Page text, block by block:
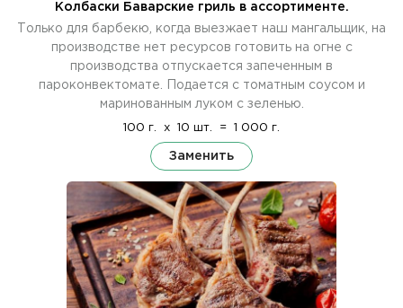
Колбаски Баварские гриль в ассортименте.
Только для барбекю, когда выезжает наш мангальщик, на
производстве нет ресурсов готовить на огне с
производства отпускается запеченным в
пароконвектомате. Подается с томатным соусом и
маринованным луком с зеленью.
100 г. x 10 шт. = 1 000 г.
Заменить